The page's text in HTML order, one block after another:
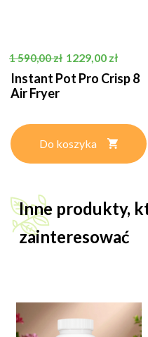
Cena podstawowa
1 590,00 zł Cena
1229,00 zł
Instant Pot Pro Crisp 8
Air Fryer
Do koszyka
Inne produkty,
zainteresować